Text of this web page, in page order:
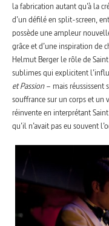
la fabrication autant qu’à la
d’un défilé en split-screen,
possède une ampleur
grâce et d’une inspiration de
Helmut Berger le rôle de
sublimes qui explicitent
et Passion– mais réussissent
souffrance sur un corps et un
réinvente en interprétant
qu’il n’avait pas eu souvent